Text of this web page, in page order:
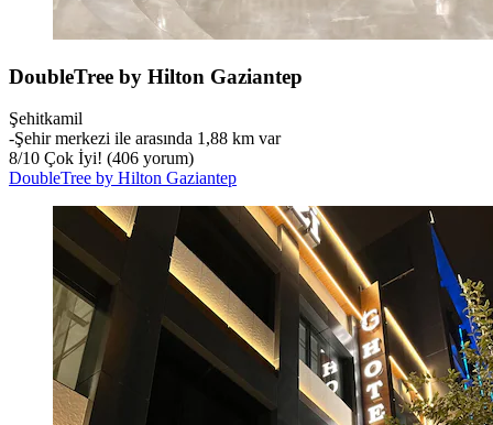
DoubleTree by Hilton Gaziantep
Şehitkamil
‐Şehir merkezi ile arasında 1,88 km var
8/10 Çok İyi! (406 yorum)
DoubleTree by Hilton Gaziantep